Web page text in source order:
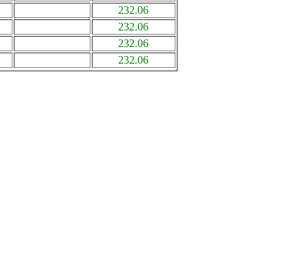
232.06
232.06
232.06
232.06